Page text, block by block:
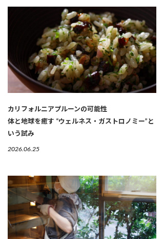
カリフォルニアプルーンの可能性
体と地球を癒す “ウェルネス・ガストロノミー”と
いう試み
2026.06.25